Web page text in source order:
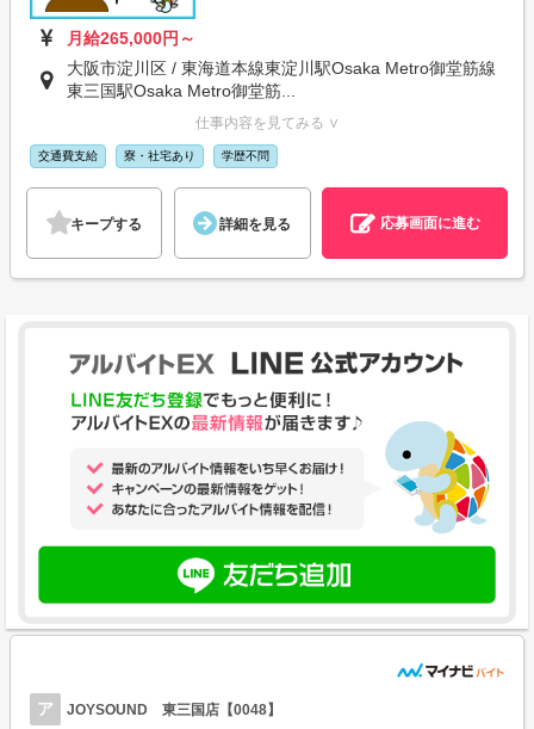
月給265,000円～
大阪市淀川区 / 東海道本線東淀川駅Osaka Metro御堂筋線
東三国駅Osaka Metro御堂筋...
仕事内容を見てみる ∨
交通費支給 寮・社宅あり 学歴不問
キープする 詳細を見る 応募画面に進む
ア JOYSOUND 東三国店【0048】